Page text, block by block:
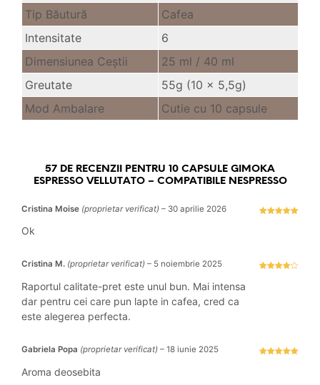
Tip Băutură
Cafea
Intensitate
6
Dimensiunea Ceştii
25 ml / 40 ml
Greutate
55g (10 x 5,5g)
Mod Ambalare
Cutie cu 10 capsule
57 DE RECENZII PENTRU 10 CAPSULE GIMOKA
ESPRESSO VELLUTATO – COMPATIBILE NESPRESSO
Cristina Moise (proprietar verificat) – 30 aprilie 2026
Ok
Cristina M. (proprietar verificat) – 5 noiembrie 2025
Raportul calitate-pret este unul bun. Mai intensa
dar pentru cei care pun lapte in cafea, cred ca
este alegerea perfecta.
Gabriela Popa (proprietar verificat) – 18 iunie 2025
Aroma deosebita